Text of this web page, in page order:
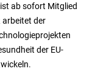
ab sofort Mitglied
arbeitet der
der EU-